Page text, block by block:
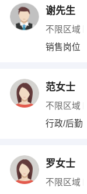
水电/机修
编辑
其他职位
谢先生
不限区域
销售岗位
范女士
不限区域
行政/后勤
罗女士
不限区域